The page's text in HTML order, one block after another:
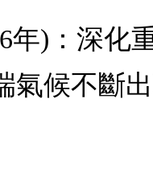
年)：深化
氣候不斷